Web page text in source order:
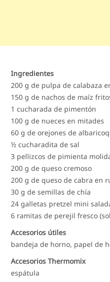
Ingredientes
200 g de pulpa de calabaza
150 g de nachos de maíz
1 cucharada de pimentón
100 g de nueces en mitades
60 g de orejones de
½ cucharadita de sal
3 pellizcos de pimienta
200 g de queso cremoso
200 g de queso de cabra en
30 g de semillas de chía
24 galletas pretzel mini
6 ramitas de perejil fresco
Accesorios útiles
bandeja de horno, papel de
Accesorios Thermomix
espátula